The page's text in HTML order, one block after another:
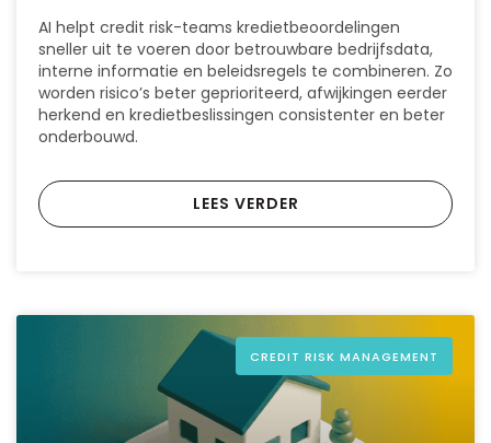
AI helpt credit risk-teams kredietbeoordelingen
sneller uit te voeren door betrouwbare bedrijfsdata,
interne informatie en beleidsregels te combineren. Zo
worden risico’s beter geprioriteerd, afwijkingen eerder
herkend en kredietbeslissingen consistenter en beter
onderbouwd.
LEES VERDER
CREDIT RISK MANAGEMENT